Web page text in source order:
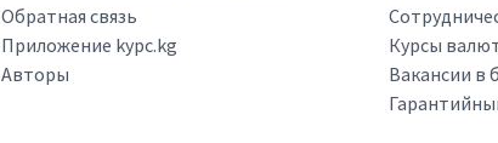
Обратная связь
Приложение kypc.kg
Авторы
Курсы
Вакансии в